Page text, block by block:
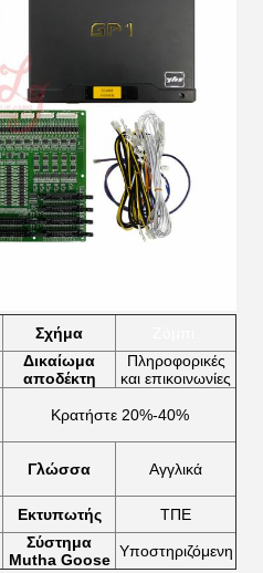
Σχήμα
Δικαίωμα
αποδέκτη
Πληροφορικές
και επικοινωνίες
Κρατήστε 20%-40%
Γλώσσα Αγγλικά
Εκτυπωτής ΤΠΕ
Σύστημα
Mutha Goose Υποστηριζόμενη